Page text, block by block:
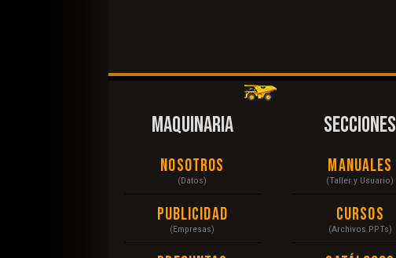
MAQUINARIA
Nosotros
(Datos)
Publicidad
(Empresas)
SECCIONES
Manuales
(Taller y Usuario)
Cursos
(Archivos PPTs)